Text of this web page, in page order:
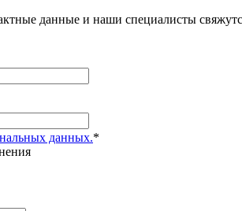
данные и наши специалисты
данных.*